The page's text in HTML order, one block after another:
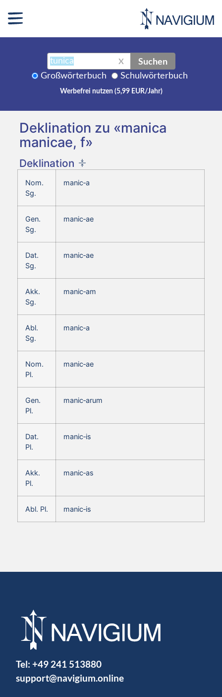
X Suchen
Großwörterbuch Schulwörterbuch
Werbefrei nutzen (5,99 EUR/Jahr)
Deklination zu «manica
manicae, f»
Deklination
Nom.
Sg.
manic‑a
Gen.
Sg.
manic‑ae
Dat.
Sg.
manic‑ae
Akk.
Sg.
manic‑am
Abl.
Sg.
manic‑a
Nom.
Pl.
manic‑ae
Gen.
Pl.
manic‑arum
Dat.
Pl.
manic‑is
Akk.
Pl.
manic‑as
Abl. Pl. manic‑is
Tel: +49 241 513880
support@navigium.online